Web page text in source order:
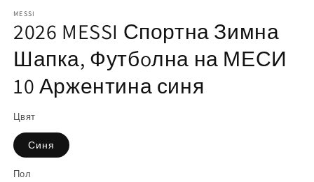
модален
елемент
MESSI
2026 MESSI Спортна Зимна
Шапка, Футбoлна на МЕСИ
10 Аржентина синя
Цвят
Синя
Пол